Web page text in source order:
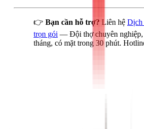
👉 Bạn cần hỗ trợ? Liên hệ Dịch
trọn gói — Đội thợ chuyên nghiệp,
tháng, có mặt trong 30 phút.